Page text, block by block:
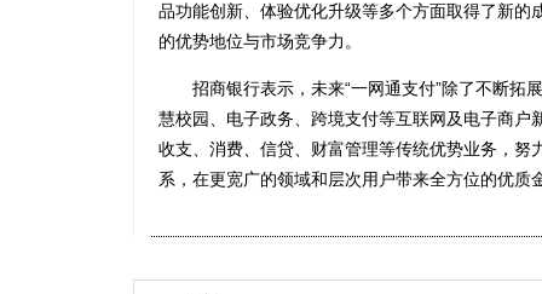
品功能创新、体验优化升级等多个方面取得了新
的优势地位与市场竞争力。
招商银行表示，未来“一网通支付”除了不断拓
慧校园、电子政务、跨境支付等互联网及电子商
收支、消费、信贷、财富管理等传统优势业务，努
系，在更宽广的领域和层次用户带来全方位的优质